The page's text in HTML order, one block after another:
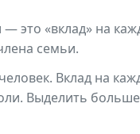
это «вклад» на
семьи.
Вклад на
Выделить